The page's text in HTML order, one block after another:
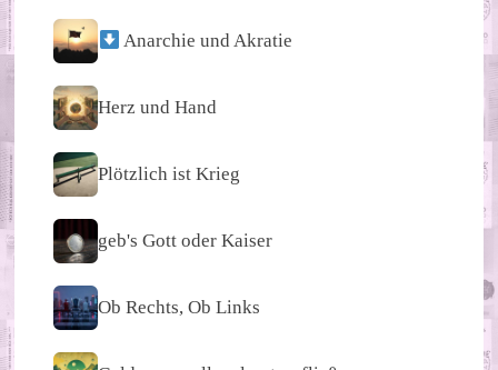
Anarchie und Akratie
Herz und Hand
Plötzlich ist Krieg
geb's Gott oder Kaiser
Ob Rechts, Ob Links